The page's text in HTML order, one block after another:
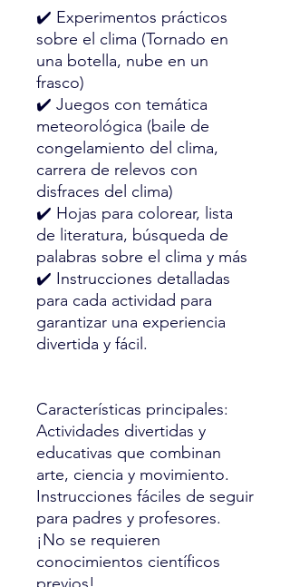
✔️ Experimentos prácticos
sobre el clima (Tornado en
una botella, nube en un
frasco)
✔️ Juegos con temática
meteorológica (baile de
congelamiento del clima,
carrera de relevos con
disfraces del clima)
✔️ Hojas para colorear, lista
de literatura, búsqueda de
palabras sobre el clima y más
✔️ Instrucciones detalladas
para cada actividad para
garantizar una experiencia
divertida y fácil.
Características principales:
Actividades divertidas y
educativas que combinan
arte, ciencia y movimiento.
Instrucciones fáciles de seguir
para padres y profesores.
¡No se requieren
conocimientos científicos